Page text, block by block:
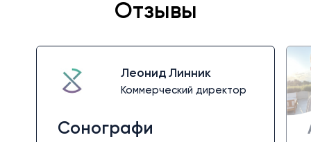
Отзывы
Леонид Линник
Коммерческий директор
Сонографи